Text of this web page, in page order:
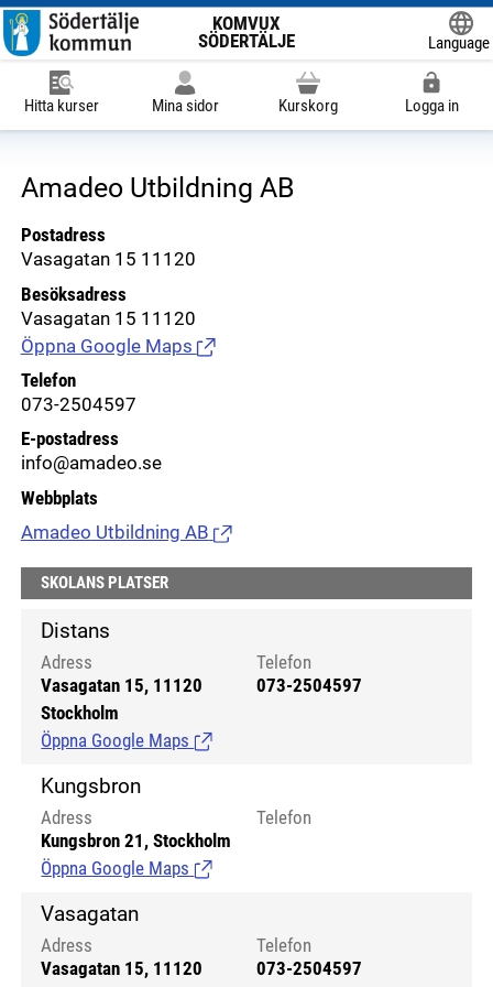
KOMVUX
SÖDERTÄLJE
Language
Hitta kurser Mina sidor Kurskorg Logga in
Amadeo Utbildning AB
Postadress
Vasagatan 15 11120
Besöksadress
Vasagatan 15 11120
Öppna Google Maps (Länk till extern sida.)
Telefon
073-2504597
E-postadress
info@amadeo.se
Webbplats
Amadeo Utbildning AB (Länk till extern sida.)
SKOLANS PLATSER
Distans
Adress
Vasagatan 15, 11120
Stockholm
Öppna Google Maps (Länk till extern sida.)
Telefon
073-2504597
Kungsbron
Adress
Kungsbron 21, Stockholm
Öppna Google Maps (Länk till extern sida.)
Telefon
Vasagatan
Adress
Vasagatan 15, 11120
Telefon
073-2504597